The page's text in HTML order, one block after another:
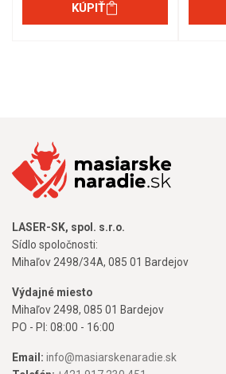
KÚPIŤ
LASER-SK, spol. s.r.o.
Sídlo spoločnosti:
Mihaľov 2498/34A, 085 01 Bardejov
Výdajné miesto
Mihaľov 2498, 085 01 Bardejov
PO - PI: 08:00 - 16:00
Email: info@masiarskenaradie.sk